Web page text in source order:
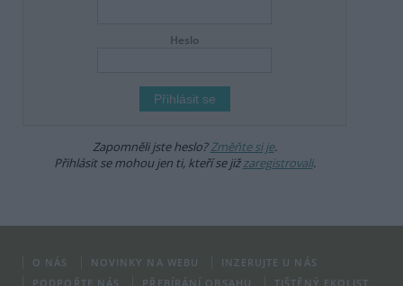
Heslo
Zapomněli jste heslo?Změňte si je.
Přihlásit se mohou jen ti, kteří se jižzaregistrovali.
O NÁS NOVINKY NA WEBU
INZERUJTE U NÁS
PODPOŘTE NÁS
PŘEBÍRÁNÍ OBSAHU TIŠTĚNÝ EKOLIST